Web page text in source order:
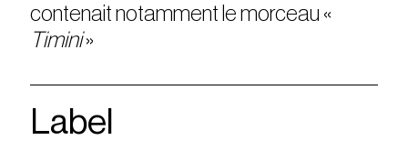
contenait notamment le morceau «
Timini»
Label